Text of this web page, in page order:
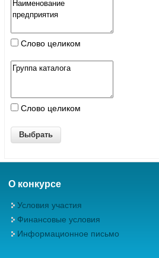
Слово целиком
Слово целиком
О конкурсе
Условия участия
Финансовые условия
Информационное письмо